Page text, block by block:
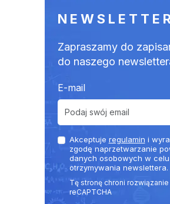
NEWSLETTER
Zapraszamy do
do naszego
E-mail
Akceptuje regulamin i
zgodę naprzetwarzanie
danych osobowych w celu
otrzymywania newslettera.